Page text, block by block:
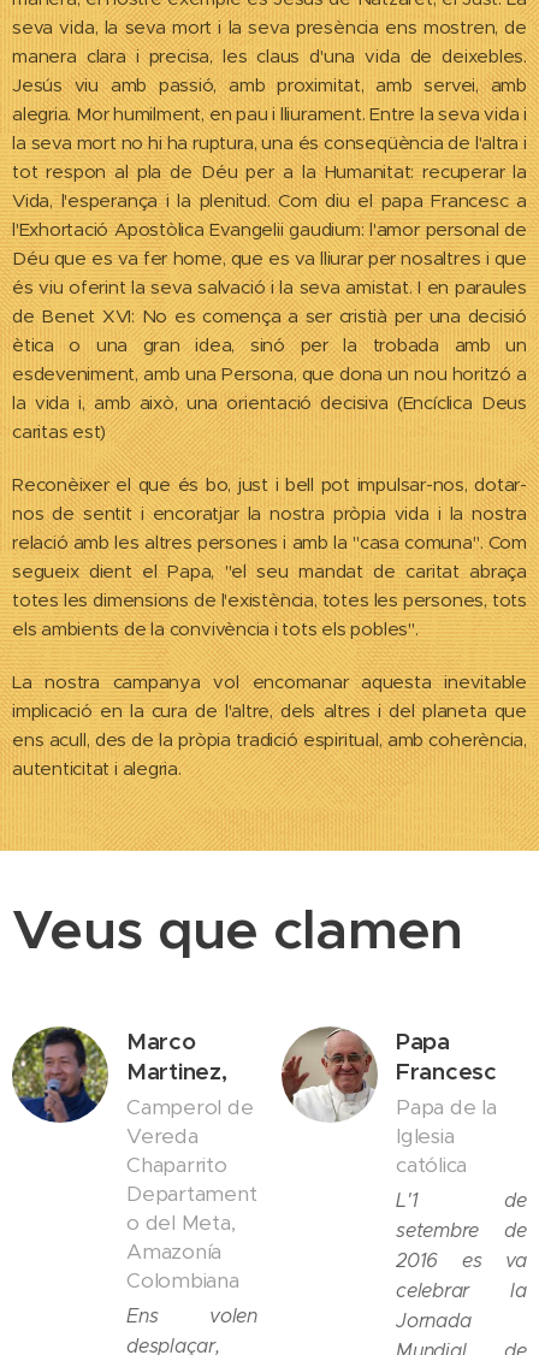
seva vida, la seva mort i la seva presència ens mostren, de
manera clara i precisa, les claus d'una vida de deixebles.
Jesús viu amb passió, amb proximitat, amb servei, amb
alegria. Mor humilment, en pau i lliurament. Entre la seva vida i
la seva mort no hi ha ruptura, una és conseqüència de l'altra i
tot respon al pla de Déu per a la Humanitat: recuperar la
Vida, l'esperança i la plenitud. Com diu el papa Francesc a
l'Exhortació Apostòlica Evangelii gaudium: l'amor personal de
Déu que es va fer home, que es va lliurar per nosaltres i que
és viu oferint la seva salvació i la seva amistat. I en paraules
de Benet XVI: No es comença a ser cristià per una decisió
ètica o una gran idea, sinó per la trobada amb un
esdeveniment, amb una Persona, que dona un nou horitzó a
la vida i, amb això, una orientació decisiva (Encíclica Deus
caritas est)
Reconèixer el que és bo, just i bell pot impulsar-nos, dotar-
nos de sentit i encoratjar la nostra pròpia vida i la nostra
relació amb les altres persones i amb la "casa comuna". Com
segueix dient el Papa, "el seu mandat de caritat abraça
totes les dimensions de l'existència, totes les persones, tots
els ambients de la convivència i tots els pobles".
La nostra campanya vol encomanar aquesta inevitable
implicació en la cura de l'altre, dels altres i del planeta que
ens acull, des de la pròpia tradició espiritual, amb coherència,
autenticitat i alegria.
Veus que clamen
Marco
Martinez,
Camperol de
Vereda
Chaparrito
Departament
o del Meta,
Amazonía
Colombiana
Ens volen
desplaçar,
Papa
Francesc
Papa de la
Iglesia
católica
L'1 de
setembre de
2016 es va
celebrar la
Jornada